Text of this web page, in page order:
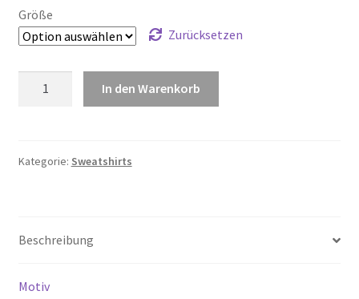
Größe
Zurücksetzen
In den Warenkorb
Kategorie: Sweatshirts
Beschreibung
Motiv